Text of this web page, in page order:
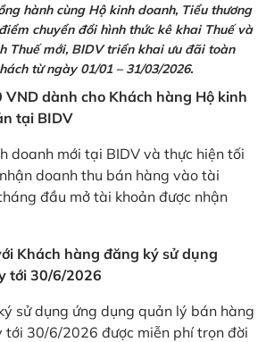
hành cùng Hộ kinh doanh, Tiểu thương
chuyển đổi hình thức kê khai Thuế và
Thuế mới, BIDV triển khai ưu đãi toàn
từ ngày 01/01 – 31/03/2026.
dành cho Khách hàng Hộ kinh
tại BIDV
doanh mới tại BIDV và thực hiện tối
doanh thu bán hàng vào tài
đầu mở tài khoản được nhận
Khách hàng đăng ký sử dụng
tới 30/6/2026
sử dụng ứng dụng quản lý bán hàng
tới 30/6/2026 được miễn phí trọn đời